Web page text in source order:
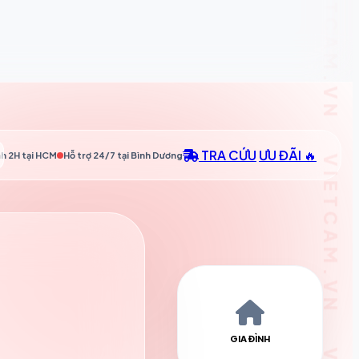
2H tại HCM Hỗ trợ 24/7 tại Bình Dương TRA CỨU ƯU ĐÃI 🔥
GIA ĐÌNH